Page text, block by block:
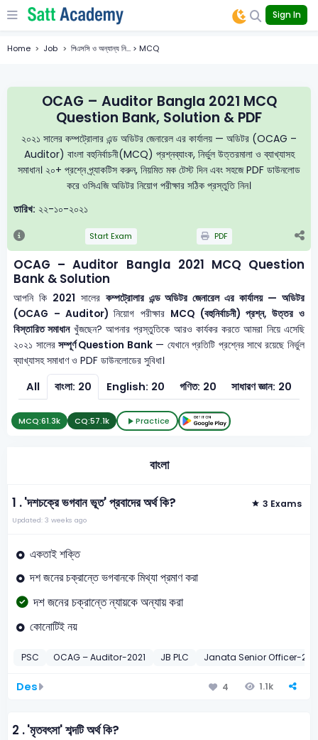
Sign In
Home Job পিএসসি ও অন্যান্য নি... > MCQ
OCAG – Auditor Bangla 2021 MCQ
Question Bank, Solution & PDF
২০২১ সালের কম্পট্রোলার এন্ড অডিটর জেনারেল এর কার্যালয় — অডিটর (OCAG –
Auditor) বাংলা বহুনির্বাচনী(MCQ) প্রশ্নব্যাংক, নির্ভুল উত্তরমালা ও ব্যাখ্যাসহ
সমাধান। ২০+ প্রশ্নে প্র্যাকটিস করুন, নিয়মিত মক টেস্ট দিন এবং সহজে PDF ডাউনলোড
করে ওসিএজি অডিটর নিয়োগ পরীক্ষার সঠিক প্রস্তুতি নিন।
তারিখ: ২২-১০-২০২১
Start Exam PDF
OCAG – Auditor Bangla 2021 MCQ Question
Bank & Solution
আপনি কি 2021 সালের কম্পট্রোলার এন্ড অডিটর জেনারেল এর কার্যালয় — অডিটর
(OCAG – Auditor)নিয়োগ পরীক্ষার MCQ (বহুনির্বাচনী) প্রশ্ন, উত্তর ও
বিস্তারিত সমাধানখুঁজছেন? আপনার প্রস্তুতিকে আরও কার্যকর করতে আমরা নিয়ে এসেছি
২০২১ সালেরসম্পূর্ণ Question Bank— যেখানে প্রতিটি প্রশ্নের সাথে রয়েছে নির্ভুল
ব্যাখ্যাসহ সমাধাণ ও PDF ডাউনলোডের সুবিধা।
All বাংলা: 20 English: 20 গণিত: 20 সাধারণ জ্ঞান: 20
MCQ:61.3k CQ:57.1k Practice
বাংলা
1 .'দশচক্রে ভগবান ভূত' প্রবাদের অর্থ কি? 3 Exams
Updated: 3 weeks ago
একতাই শক্তি
দশ জনের চক্রান্তে ভগবানকে মিথ্যা প্রমাণ করা
দশ জনের চক্রান্তে ন্যায়কে অন্যায় করা
কোনোটিই নয়
PSC OCAG – Auditor-2021 JB PLC Janata Senior Officer-2011
Des 4 1.1k
2 .'মৃতবৎসা' শব্দটি অর্থ কি?